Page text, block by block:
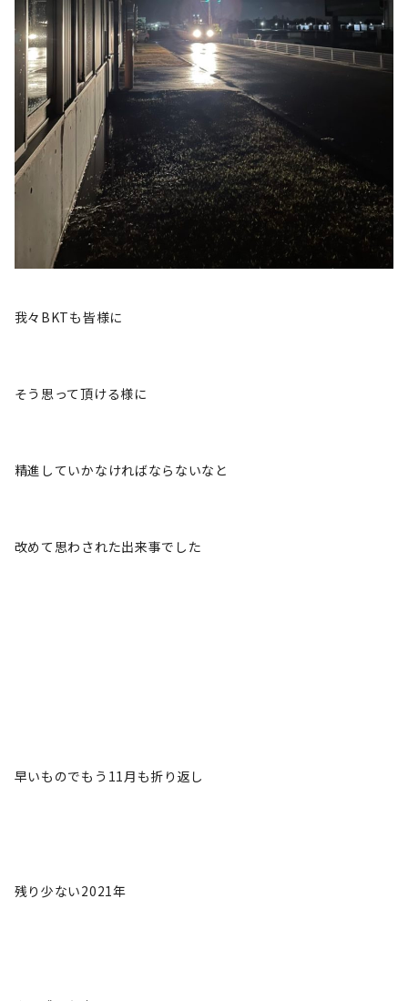
我々BKTも皆様に
そう思って頂ける様に
精進していかなければならないなと
改めて思わされた出来事でした
早いものでもう11月も折り返し
残り少ない2021年